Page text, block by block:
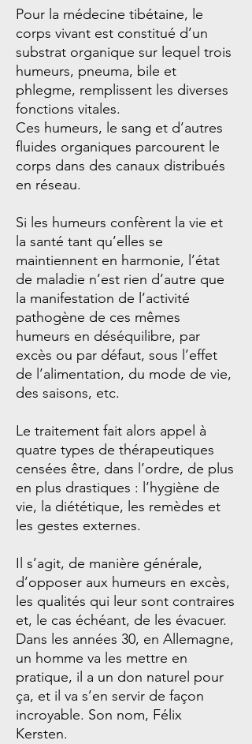
Pour la médecine tibétaine, le
corps vivant est constitué d’un
substrat organique sur lequel trois
humeurs, pneuma, bile et
phlegme, remplissent les diverses
fonctions vitales.
Ces humeurs, le sang et d’autres
fluides organiques parcourent le
corps dans des canaux distribués
en réseau.
Si les humeurs confèrent la vie et
la santé tant qu’elles se
maintiennent en harmonie, l’état
de maladie n’est rien d’autre que
la manifestation de l’activité
pathogène de ces mêmes
humeurs en déséquilibre, par
excès ou par défaut, sous l’effet
de l’alimentation, du mode de vie,
des saisons, etc.
Le traitement fait alors appel à
quatre types de thérapeutiques
censées être, dans l’ordre, de plus
en plus drastiques : l’hygiène de
vie, la diététique, les remèdes et
les gestes externes.
Il s’agit, de manière générale,
d’opposer aux humeurs en excès,
les qualités qui leur sont contraires
et, le cas échéant, de les évacuer.
Dans les années 30, en Allemagne,
un homme va les mettre en
pratique, il a un don naturel pour
ça, et il va s’en servir de façon
incroyable. Son nom, Félix
Kersten.